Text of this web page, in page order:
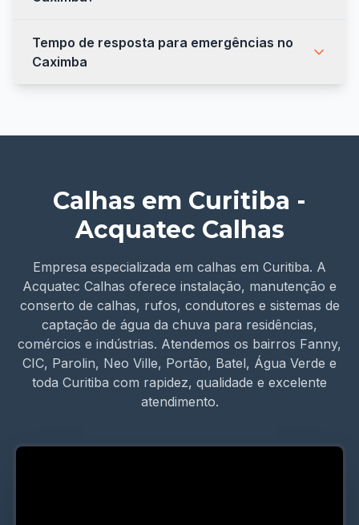
Tempo de resposta para emergências no
Caximba
Calhas em Curitiba -
Acquatec Calhas
Empresa especializada em calhas em Curitiba. A
Acquatec Calhas oferece instalação, manutenção e
conserto de calhas, rufos, condutores e sistemas de
captação de água da chuva para residências,
comércios e indústrias. Atendemos os bairros Fanny,
CIC, Parolin, Neo Ville, Portão, Batel, Água Verde e
toda Curitiba com rapidez, qualidade e excelente
atendimento.